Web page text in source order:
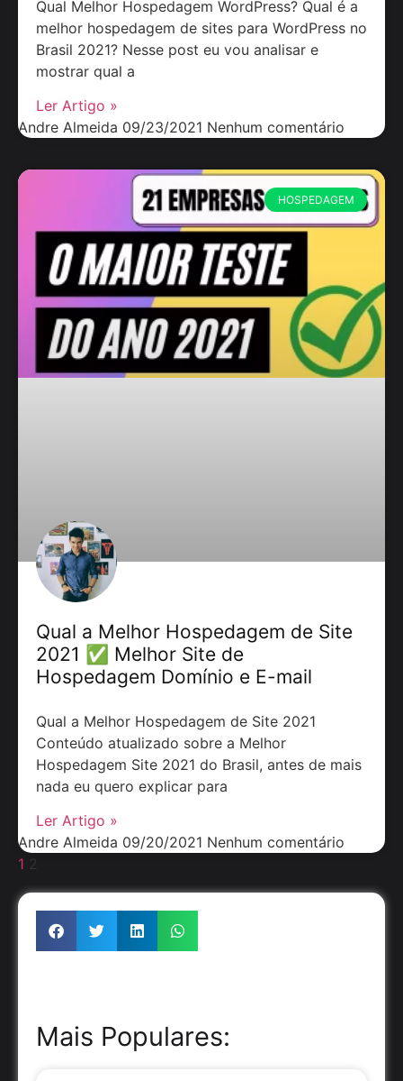
Qual Melhor Hospedagem WordPress? Qual é a
melhor hospedagem de sites para WordPress no
Brasil 2021? Nesse post eu vou analisar e
mostrar qual a
Ler Artigo »
Andre Almeida 09/23/2021 Nenhum comentário
HOSPEDAGEM
Qual a Melhor Hospedagem de Site
2021 ✅ Melhor Site de
Hospedagem Domínio e E-mail
Qual a Melhor Hospedagem de Site 2021
Conteúdo atualizado sobre a Melhor
Hospedagem Site 2021 do Brasil, antes de mais
nada eu quero explicar para
Ler Artigo »
Andre Almeida 09/20/2021 Nenhum comentário
1 2
Mais Populares: